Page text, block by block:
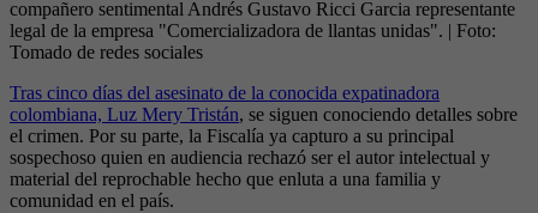
compañero sentimental Andrés Gustavo Ricci Garcia representante
legal de la empresa "Comercializadora de llantas unidas". | Foto:
Tomado de redes sociales
Tras cinco días del asesinato de la conocida expatinadora
colombiana, Luz Mery Tristán, se siguen conociendo detalles sobre
el crimen. Por su parte, la Fiscalía ya capturo a su principal
sospechoso quien en audiencia rechazó ser el autor intelectual y
material del reprochable hecho que enluta a una familia y
comunidad en el país.